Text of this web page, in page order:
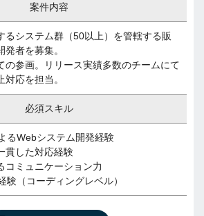
案件内容
るシステム群（50以上）を管轄する販
者を募集。
の参画。リリース実績多数のチームにて
応を担当。
必須スキル
るWebシステム開発経験
貫した対応経験
コミュニケーション力
験（コーディングレベル）